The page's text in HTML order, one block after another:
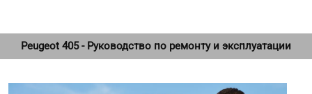
Peugeot 405 - Руководство по ремонту и эксплуатации